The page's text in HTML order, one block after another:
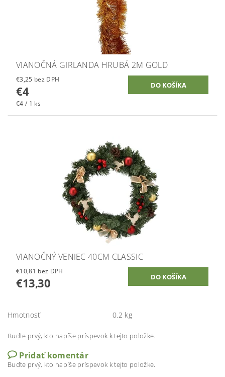
VIANOČNÁ GIRLANDA HRUBÁ 2M GOLD
€3,25 bez DPH
€4
€4 / 1 ks
VIANOČNÝ VENIEC 40CM CLASSIC
€10,81 bez DPH
€13,30
Hmotnosť 0.2 kg
Buďte prvý, kto napíše príspevok k tejto položke.
Pridať komentár
Buďte prvý, kto napíše príspevok k tejto položke.